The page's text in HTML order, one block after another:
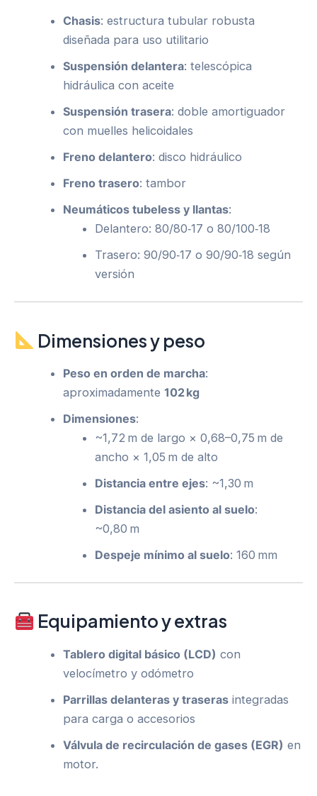
Chasis: estructura tubular robusta
diseñada para uso utilitario
Suspensión delantera: telescópica
hidráulica con aceite
Suspensión trasera: doble amortiguador
con muelles helicoidales
Freno delantero: disco hidráulico
Freno trasero: tambor
Neumáticos tubeless y llantas:
Delantero: 80/80‑17 o 80/100‑18
Trasero: 90/90‑17 o 90/90‑18 según
versión
Dimensiones y peso
Peso en orden de marcha:
aproximadamente102 kg
Dimensiones:
~1,72 m de largo × 0,68–0,75 m de
ancho × 1,05 m de alto
Distancia entre ejes: ~1,30 m
Distancia del asiento al suelo:
~0,80 m
Despeje mínimo al suelo: 160 mm
Equipamiento y extras
Tablero digital básico (LCD) con
velocímetro y odómetro
Parrillas delanteras y traseras integradas
para carga o accesorios
Válvula de recirculación de gases (EGR) en
motor.